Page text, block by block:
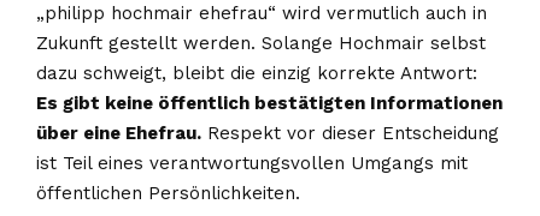
„philipp hochmair ehefrau“ wird vermutlich auch in
Zukunft gestellt werden. Solange Hochmair selbst
dazu schweigt, bleibt die einzig korrekte Antwort:
Es gibt keine öffentlich bestätigten Informationen
über eine Ehefrau. Respekt vor dieser Entscheidung
ist Teil eines verantwortungsvollen Umgangs mit
öffentlichen Persönlichkeiten.